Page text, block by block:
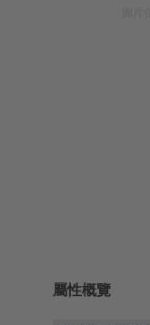
屬性概覽